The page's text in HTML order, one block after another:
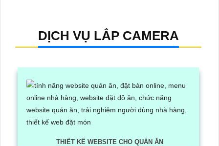
DỊCH VỤ LẮP CAMERA
THIẾT KẾ WEBSITE CHO QUÁN ĂN